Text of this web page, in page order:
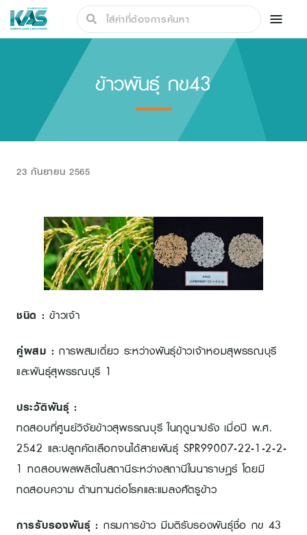
ข้าวพันธุ์ กข43
23 กันยายน 2565
ชนิด :ข้าวเจ้า
คู่ผสม : การผสมเดี่ยว ระหว่างพันธุ์ข้าวเจ้าหอมสุพรรณบุรี
และพันธุ์สุพรรณบุรี 1
ประวัติพันธุ์ :
ทดสอบที่ศูนย์วิจัยข้าวสุพรรณบุรี ในฤดูนาปรัง เมื่อปี พ.ศ.
2542 และปลูกคัดเลือกจนได้สายพันธุ์ SPR99007-22-1-2-2-
1 ทดสอบผลผลิตในสถานีระหว่างสถานีในนาราษฎร์ โดยมี
ทดสอบความ ต้านทานต่อโรคและแมลงศัตรูข้าว
การรับรองพันธุ์ : กรมการข้าว มีมติรับรองพันธุ์ชื่อ กข 43